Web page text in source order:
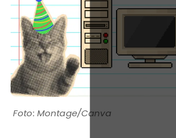
Montage/Canva